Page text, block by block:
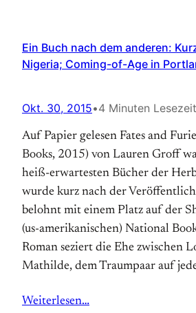
Ein Buch nach dem anderen:
Nigeria; Coming-of-Age in
Okt. 30, 2015•4 Minuten Lesezeit
Auf Papier gelesen Fates and
Books, 2015) von Lauren Groff
heiß-erwartesten Bücher der
wurde kurz nach der
belohnt mit einem Platz auf der
(us-amerikanischen) National
Roman seziert die Ehe zwischen
Mathilde, dem Traumpaar auf
Weiterlesen…